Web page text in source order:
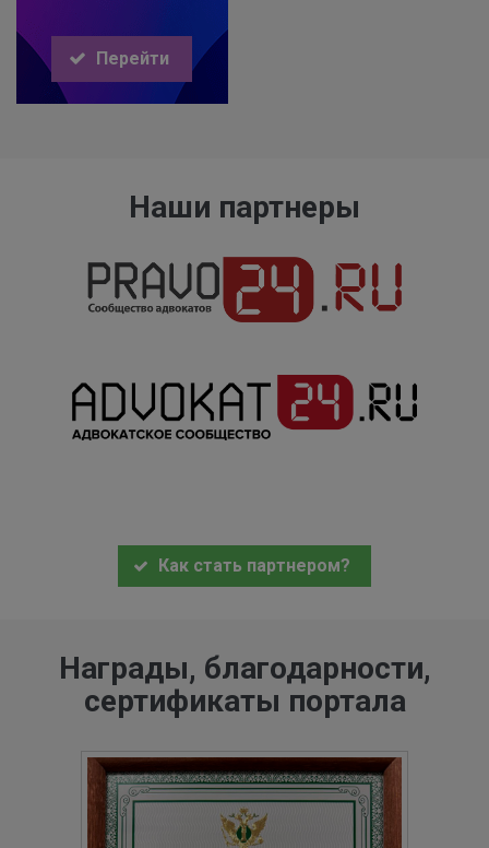
Перейти
Наши партнеры
Как стать партнером?
Награды, благодарности,
сертификаты портала